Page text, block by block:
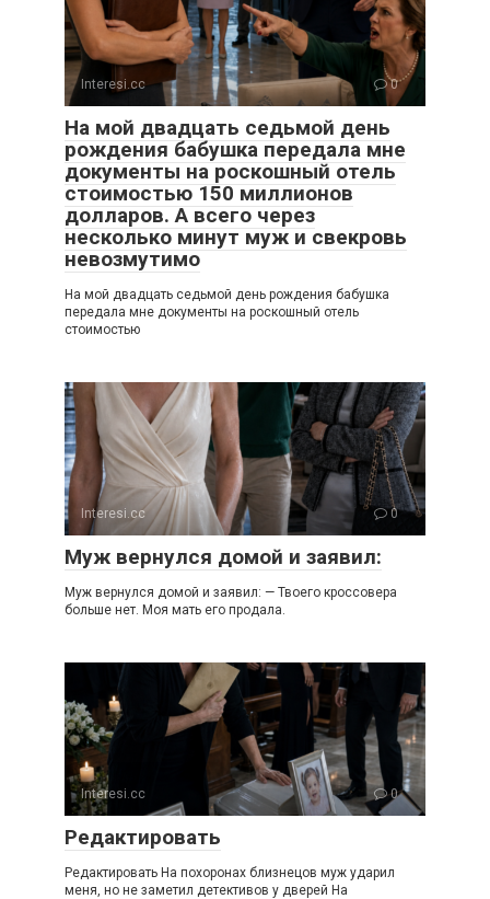
Interesi.cc 0
На мой двадцать седьмой день
рождения бабушка передала мне
документы на роскошный отель
стоимостью 150 миллионов
долларов. А всего через
несколько минут муж и свекровь
невозмутимо
На мой двадцать седьмой день рождения бабушка
передала мне документы на роскошный отель
стоимостью
Interesi.cc 0
Муж вернулся домой и заявил:
Муж вернулся домой и заявил: — Твоего кроссовера
больше нет. Моя мать его продала.
Interesi.cc 0
Редактировать
Редактировать На похоронах близнецов муж ударил
меня, но не заметил детективов у дверей На